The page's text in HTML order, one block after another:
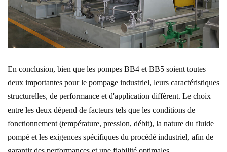
En conclusion, bien que les pompes BB4 et BB5 soient toutes
deux importantes pour le pompage industriel, leurs caractéristiques
structurelles, de performance et d'application diffèrent. Le choix
entre les deux dépend de facteurs tels que les conditions de
fonctionnement (température, pression, débit), la nature du fluide
pompé et les exigences spécifiques du procédé industriel, afin de